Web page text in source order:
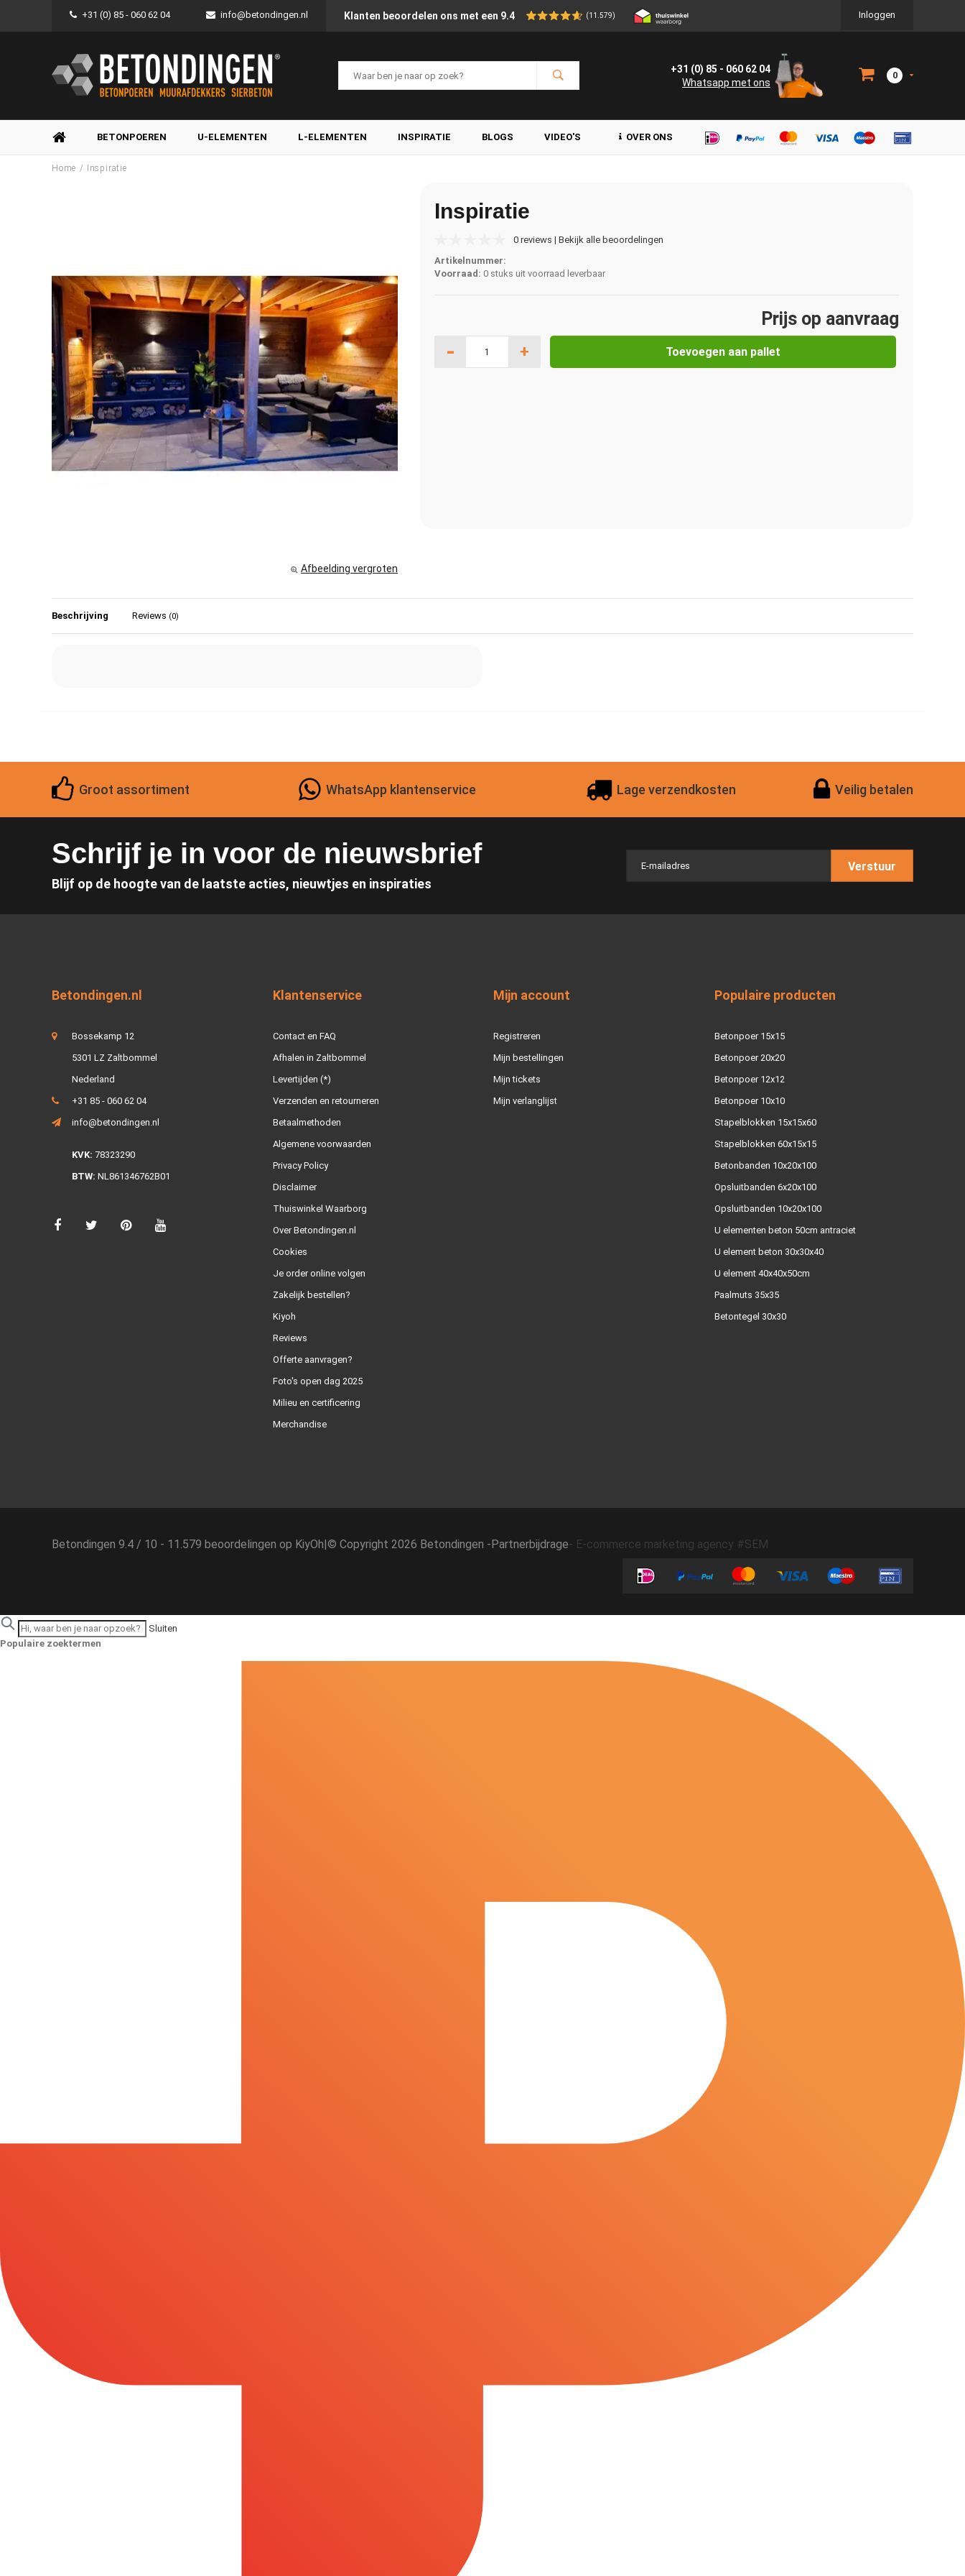
+31 (0) 85 - 060 62 04 info@betondingen.nl Klanten beoordelen ons met een 9.4 (11.579) Inloggen
+31 (0) 85 - 060 62 04
Whatsapp met ons
0
BETONPOEREN U-ELEMENTEN L-ELEMENTEN INSPIRATIE BLOGS VIDEO'S OVER ONS
Home / Inspiratie
Afbeelding vergroten
Inspiratie
0 reviews | Bekijk alle beoordelingen
Artikelnummer:
Voorraad: 0 stuks uit voorraad leverbaar
Prijs op aanvraag
- + Toevoegen aan pallet
Beschrijving Reviews (0)
Groot assortiment WhatsApp klantenservice Lage verzendkosten Veilig betalen
Schrijf je in voor de nieuwsbrief
Blijf op de hoogte van de laatste acties, nieuwtjes en inspiraties
Verstuur
Betondingen.nl
Bossekamp 12
5301 LZ Zaltbommel
Nederland
+31 85 - 060 62 04
info@betondingen.nl
KVK: 78323290
BTW: NL861346762B01
Klantenservice
Contact en FAQ
Afhalen in Zaltbommel
Levertijden (*)
Verzenden en retourneren
Betaalmethoden
Algemene voorwaarden
Privacy Policy
Disclaimer
Thuiswinkel Waarborg
Over Betondingen.nl
Cookies
Je order online volgen
Zakelijk bestellen?
Kiyoh
Reviews
Offerte aanvragen?
Foto's open dag 2025
Milieu en certificering
Merchandise
Mijn account
Registreren
Mijn bestellingen
Mijn tickets
Mijn verlanglijst
Populaire producten
Betonpoer 15x15
Betonpoer 20x20
Betonpoer 12x12
Betonpoer 10x10
Stapelblokken 15x15x60
Stapelblokken 60x15x15
Betonbanden 10x20x100
Opsluitbanden 6x20x100
Opsluitbanden 10x20x100
U elementen beton 50cm antraciet
U element beton 30x30x40
U element 40x40x50cm
Paalmuts 35x35
Betontegel 30x30
Betondingen 9.4 / 10 - 11.579 beoordelingen op KiyOh|© Copyright 2026 Betondingen -Partnerbijdrage- E-commerce marketing agency #SEM
Sluiten
Populaire zoektermen